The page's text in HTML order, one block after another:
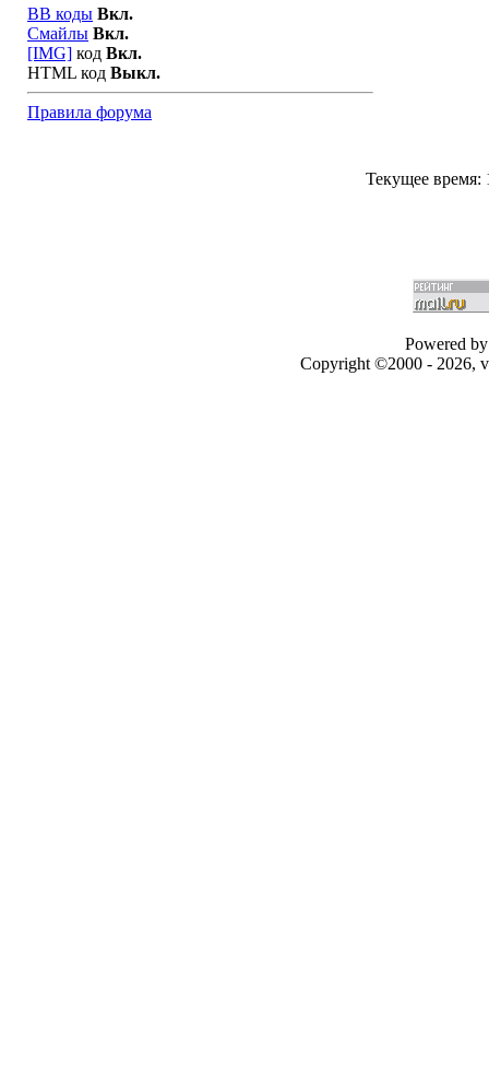
BB коды Вкл.
Смайлы Вкл.
[IMG] код Вкл.
HTML код Выкл.
Правила форума
Текущее время:
Powered
Copyright ©2000 - 2026,